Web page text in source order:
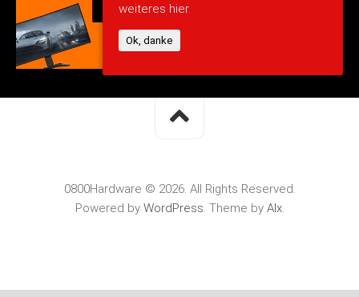
0800Hardware © 2026. All Rights Reserved.
Powered by WordPress. Theme by Alx.
weiteres hier.
Ok, danke